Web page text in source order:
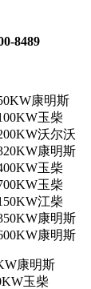
8489
康明斯
玉柴
沃尔沃
康明斯
玉柴
玉柴
江柴
康明斯
康明斯
康明斯
玉柴